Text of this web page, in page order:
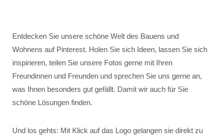
Entdecken Sie unsere schöne Welt des Bauens und
Wohnens auf Pinterest. Holen Sie sich Ideen, lassen Sie sich
inspirieren, teilen Sie unsere Fotos gerne mit Ihren
Freundinnen und Freunden und sprechen Sie uns gerne an,
was Ihnen besonders gut gefällt. Damit wir auch für Sie
schöne Lösungen finden.
Und los gehts: Mit Klick auf das Logo gelangen sie direkt zu